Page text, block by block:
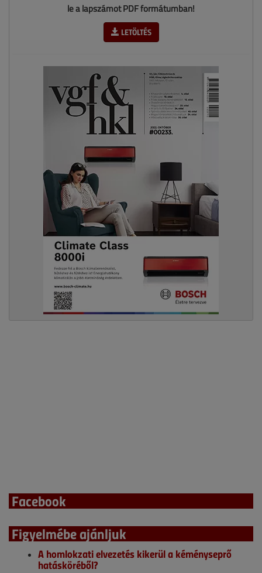
le a lapszámot PDF formátumban!
LETÖLTÉS
Facebook
Figyelmébe ajánljuk
A homlokzati elvezetés kikerül a kéményseprő
hatásköréből?